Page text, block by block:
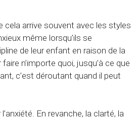
arrive souvent avec les styles
même lorsqu’ils se
de leur enfant en raison de la
n’importe quoi, jusqu’à ce que
c’est déroutant quand il peut
En revanche, la clarté, la